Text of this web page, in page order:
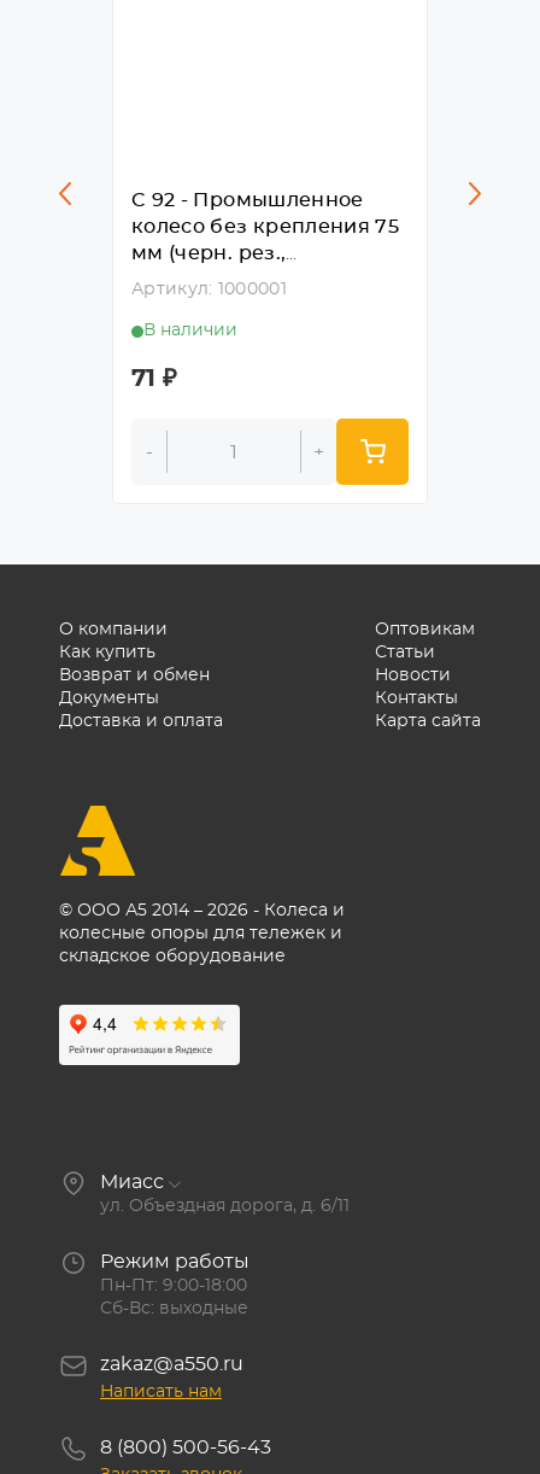
C 92 - Промышленное
колесо без крепления 75
мм (черн. рез.,
роликоподш.)
Артикул: 1000001
В наличии
71 ₽
- +
C 93
© ООО А5 2014 – 2026 - Колеса и
колесные опоры для тележек и
складское оборудование
О компании
Как купить
Возврат и обмен
Документы
Доставка и оплата
Оптовикам
Статьи
Новости
Контакты
Карта сайта
Миасс
ул. Объездная дорога, д. 6/11
Режим работы
Пн-Пт: 9:00-18:00
Сб-Вс: выходные
zakaz@a550.ru
Написать нам
8 (800) 500-56-43